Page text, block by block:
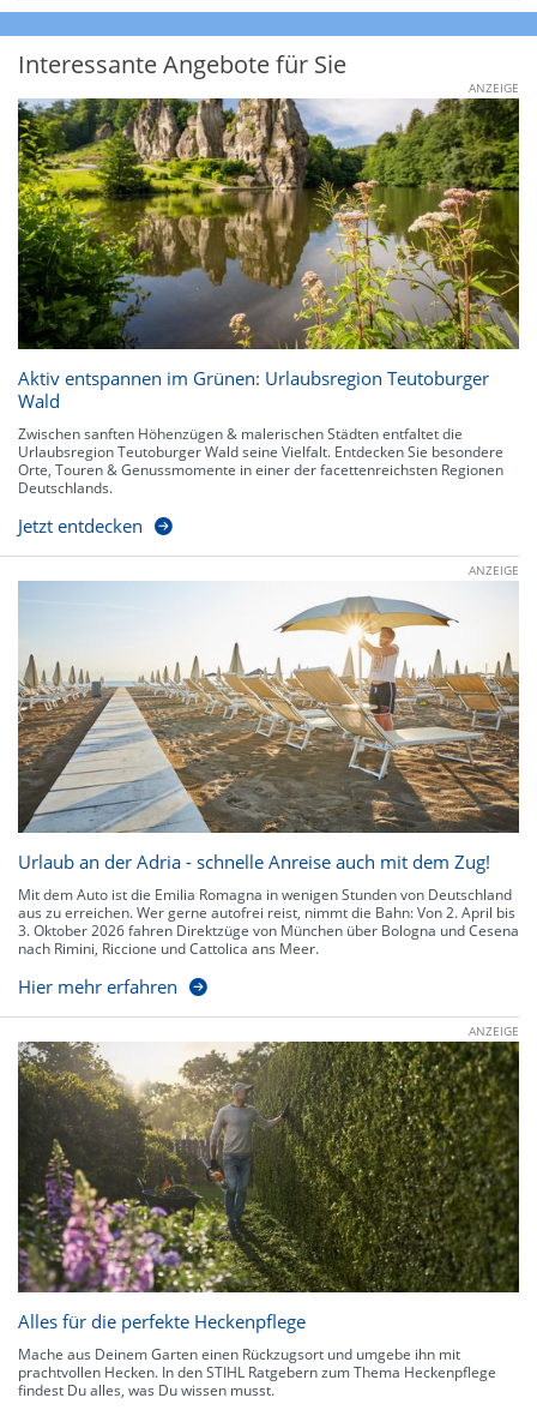
Interessante Angebote für Sie
ANZEIGE
Aktiv entspannen im Grünen: Urlaubsregion Teutoburger
Wald
Zwischen sanften Höhenzügen & malerischen Städten entfaltet die
Urlaubsregion Teutoburger Wald seine Vielfalt. Entdecken Sie besondere
Orte, Touren & Genussmomente in einer der facettenreichsten Regionen
Deutschlands.
Jetzt entdecken
ANZEIGE
Urlaub an der Adria - schnelle Anreise auch mit dem Zug!
Mit dem Auto ist die Emilia Romagna in wenigen Stunden von Deutschland
aus zu erreichen. Wer gerne autofrei reist, nimmt die Bahn: Von 2. April bis
3. Oktober 2026 fahren Direktzüge von München über Bologna und Cesena
nach Rimini, Riccione und Cattolica ans Meer.
Hier mehr erfahren
ANZEIGE
Alles für die perfekte Heckenpflege
Mache aus Deinem Garten einen Rückzugsort und umgebe ihn mit
prachtvollen Hecken. In den STIHL Ratgebern zum Thema Heckenpflege
findest Du alles, was Du wissen musst.